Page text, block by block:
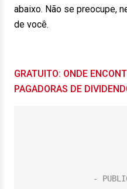
abaixo. Não se preocupe,
de você.
GRATUITO: ONDE
PAGADORAS DE